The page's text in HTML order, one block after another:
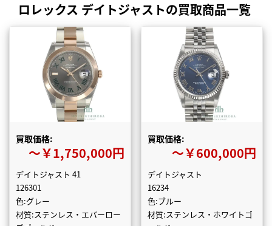
ロレックス デイトジャストの買取商品一覧
買取価格:
〜￥1,750,000円
デイトジャスト 41
126301
色:グレー
材質:ステンレス・エバーロー
買取価格:
〜￥600,000円
デイトジャスト
16234
色:ブルー
材質:ステンレス・ホワイトゴ